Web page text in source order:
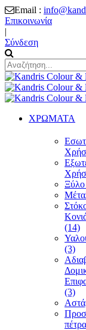
Email :
Επικοινωνία
|
Σύνδεση
ΧΡΩΜΑΤΑ
(14)
(3)
(3)